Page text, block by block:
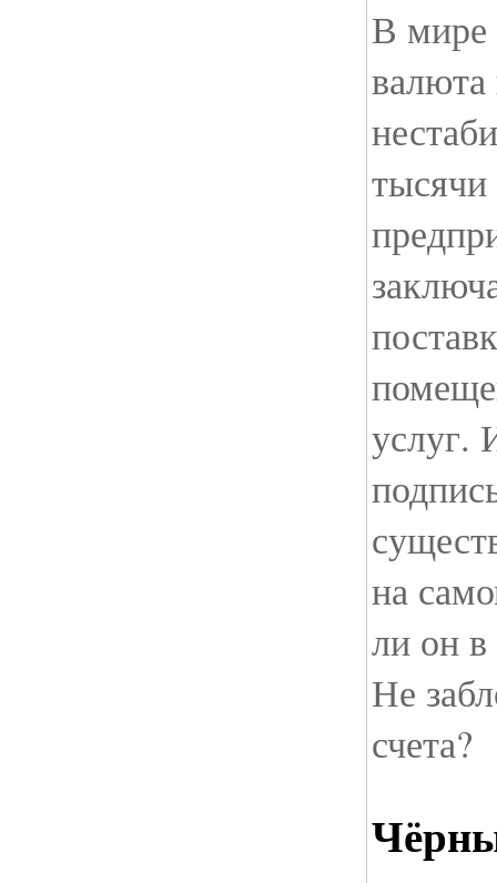
В мире
валюта
услуг.
на
ли он в
Не
счета?